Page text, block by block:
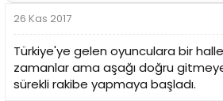
26 Kas 2017
Türkiye'ye gelen oyunculara bir
zamanlar ama aşağı doğru
sürekli rakibe yapmaya başladı.